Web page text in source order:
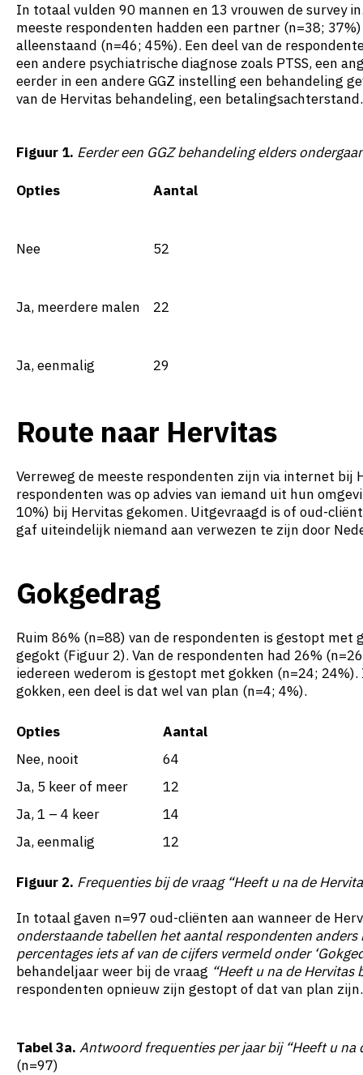
In totaal vulden 90 mannen en 13 vrouwen de survey
meeste respondenten hadden een partner (n=38;
alleenstaand (n=46; 45%). Een deel van de
een andere psychiatrische diagnose zoals PTSS, een
eerder in een andere GGZ instelling een behandeling
van de Hervitas behandeling, een betalingsachterstand.
Figuur 1. Eerder een GGZ behandeling elders
Opties Aantal
Nee 52
Ja, meerdere malen 22
Ja, eenmalig 29
Route naar Hervitas
Verreweg de meeste respondenten zijn via internet bij
respondenten was op advies van iemand uit hun
10%) bij Hervitas gekomen. Uitgevraagd is of oud-
gaf uiteindelijk niemand aan verwezen te zijn door
Gokgedrag
Ruim 86% (n=88) van de respondenten is gestopt
gegokt (Figuur 2). Van de respondenten had 26%
iedereen wederom is gestopt met gokken (n=24;
gokken, een deel is dat wel van plan (n=4; 4%).
Opties
Aantal
Nee, nooit
64
Ja, 5 keer of meer
12
Ja, 1 – 4 keer
14
Ja, eenmalig
12
Figuur 2. Frequenties bij de vraag “Heeft u na de
In totaal gaven n=97 oud-cliënten aan wanneer de
onderstaande tabellen het aantal respondenten
percentages iets af van de cijfers vermeld onder
behandeljaar weer bij de vraag “Heeft u na de
respondenten opnieuw zijn gestopt of dat van plan zijn.
Tabel 3a. Antwoord frequenties per jaar bij “Heeft u na
(n=97)